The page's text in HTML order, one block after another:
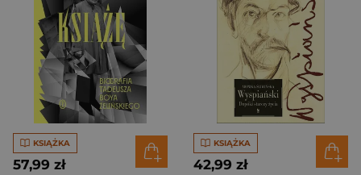
KSIĄŻKA
57,99 zł
KSIĄŻKA
42,99 zł